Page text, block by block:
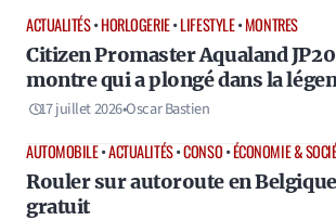
ACTUALITÉS•HORLOGERIE•LIFESTYLE•MONTRES
Citizen Promaster Aqualand
montre qui a plongé dans la
17 juillet 2026•Oscar Bastien
AUTOMOBILE•ACTUALITÉS•CONSO•ÉCONOMIE &
Rouler sur autoroute en
gratuit